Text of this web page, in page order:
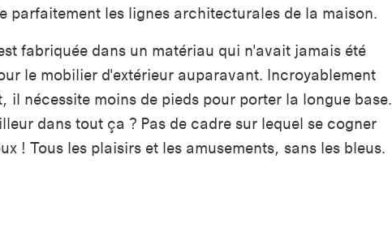
parfaitement les lignes architecturales de la maison.
fabriquée dans un matériau qui n'avait jamais été
le mobilier d'extérieur auparavant. Incroyablement
il nécessite moins de pieds pour porter la longue base.
dans tout ça ? Pas de cadre sur lequel se cogner
! Tous les plaisirs et les amusements, sans les bleus.